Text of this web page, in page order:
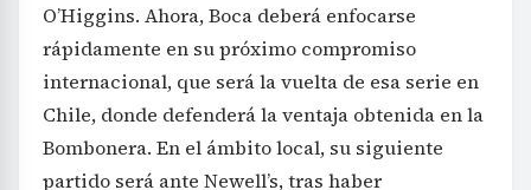
O’Higgins. Ahora, Boca deberá enfocarse
rápidamente en su próximo compromiso
internacional, que será la vuelta de esa serie en
Chile, donde defenderá la ventaja obtenida en la
Bombonera. En el ámbito local, su siguiente
partido será ante Newell’s, tras haber